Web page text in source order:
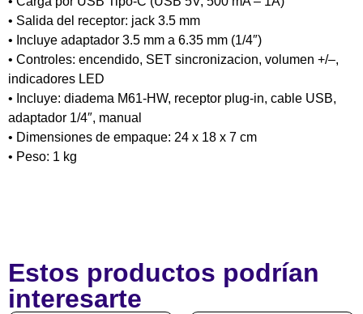
• Salida del receptor: jack 3.5 mm
• Incluye adaptador 3.5 mm a 6.35 mm (1/4″)
• Controles: encendido, SET sincronizacion, volumen +/–,
indicadores LED
• Incluye: diadema M61-HW, receptor plug-in, cable USB,
adaptador 1/4″, manual
• Dimensiones de empaque: 24 x 18 x 7 cm
• Peso: 1 kg
Estos productos podrían
interesarte